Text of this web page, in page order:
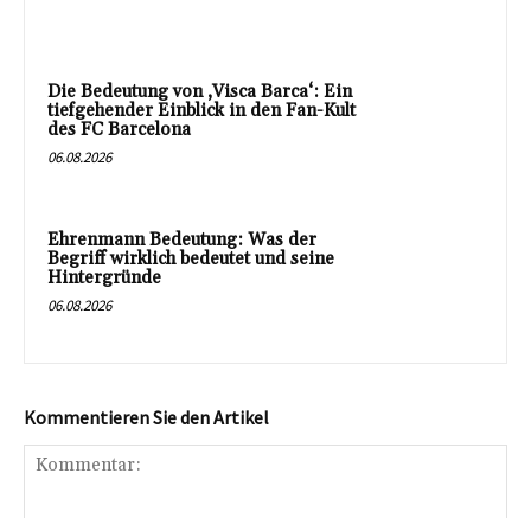
Die Bedeutung von ‚Visca Barca‘: Ein
tiefgehender Einblick in den Fan-Kult
des FC Barcelona
06.08.2026
Ehrenmann Bedeutung: Was der
Begriff wirklich bedeutet und seine
Hintergründe
06.08.2026
Kommentieren Sie den Artikel